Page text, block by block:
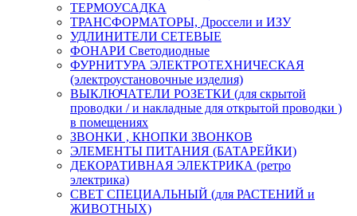
ТЕРМОУСАДКА
ТРАНСФОРМАТОРЫ, Дроссели и ИЗУ
УДЛИНИТЕЛИ СЕТЕВЫЕ
ФОНАРИ Светодиодные
ФУРНИТУРА ЭЛЕКТРОТЕХНИЧЕСКАЯ
(электроустановочные изделия)
ВЫКЛЮЧАТЕЛИ РОЗЕТКИ (для скрытой
проводки / и накладные для открытой проводки )
в помещениях
ЗВОНКИ , КНОПКИ ЗВОНКОВ
ЭЛЕМЕНТЫ ПИТАНИЯ (БАТАРЕЙКИ)
ДЕКОРАТИВНАЯ ЭЛЕКТРИКА (ретро
электрика)
СВЕТ СПЕЦИАЛЬНЫЙ (для РАСТЕНИЙ и
ЖИВОТНЫХ)